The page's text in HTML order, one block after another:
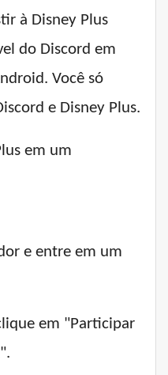
à Disney Plus
do Discord em
Você só
e Disney Plus.
em um
e entre em um
em "Participar